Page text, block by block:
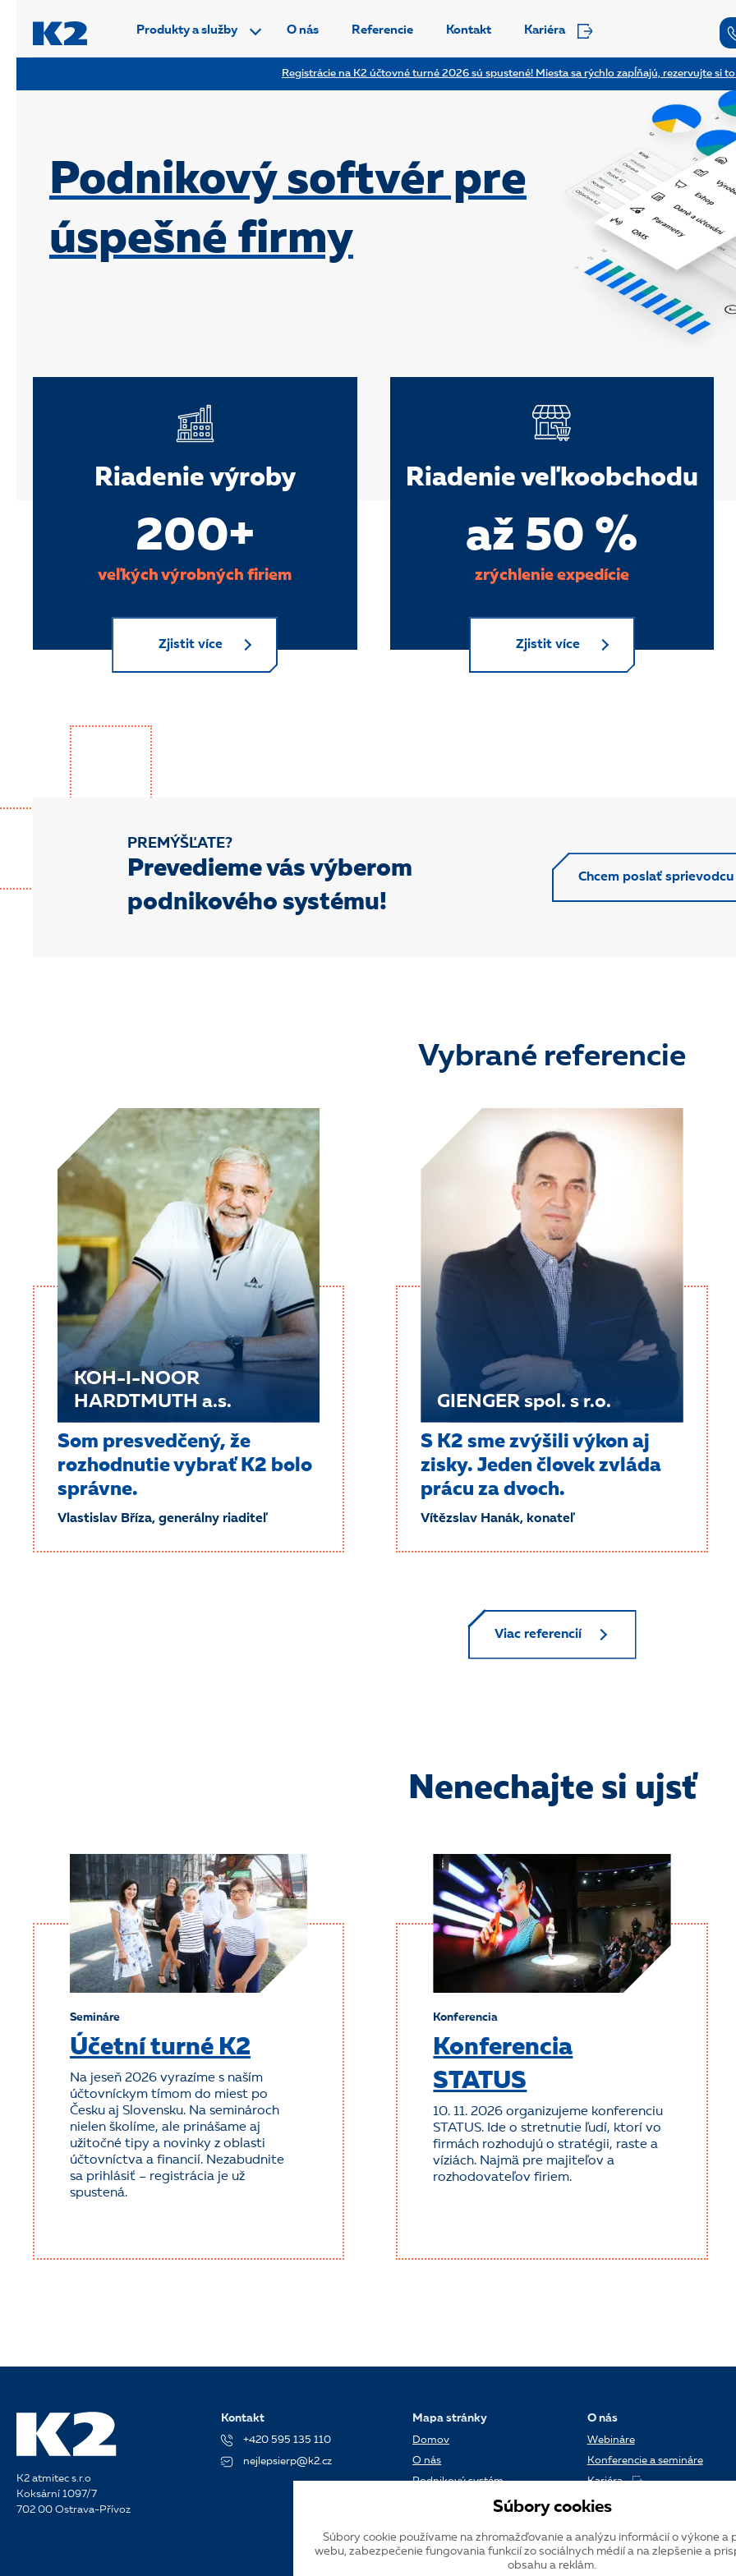
Registrácie na K2 účtovné turné 2026 sú spustené! Miesta sa rýchlo zapĺňajú, rezervujte si to
Produkty a služby O nás Referencie Kontakt Kariéra
Podnikový softvér pre
úspešné firmy
Riadenie výroby
200+
veľkých výrobných firiem
Zjistit více
Riadenie veľkoobchodu
až 50 %
zrýchlenie expedície
Zjistit více
PREMÝŠĽATE?
Prevedieme vás výberom
podnikového systému!
Chcem poslať sprievodcu
Vybrané referencie
KOH-I-NOOR
HARDTMUTH a.s.
Som presvedčený, že
rozhodnutie vybrať K2 bolo
správne.
Vlastislav Bříza, generálny riaditeľ
GIENGER spol. s r.o.
S K2 sme zvýšili výkon aj
zisky. Jeden človek zvláda
prácu za dvoch.
Vítězslav Hanák, konateľ
Viac referencií
Nenechajte si ujsť
Semináre
Účetní turné K2
Na jeseň 2026 vyrazíme s naším
účtovníckym tímom do miest po
Česku aj Slovensku. Na seminároch
nielen školíme, ale prinášame aj
užitočné tipy a novinky z oblasti
účtovníctva a financií. Nezabudnite
sa prihlásiť – registrácia je už
spustená.
Konferencia
Konferencia
STATUS
10. 11. 2026 organizujeme konferenciu
STATUS. Ide o stretnutie ľudí, ktorí vo
firmách rozhodujú o stratégii, raste a
víziách. Najmä pre majiteľov a
rozhodovateľov firiem.
K2 atmitec s.r.o
Koksární 1097/7
702 00 Ostrava-Přívoz
Kontakt
+420 595 135 110
nejlepsierp@k2.cz
Mapa stránky
Domov
O nás
Podnikový systém
Verzie systému K2
O nás
Webináre
Konferencie a semináre
Kariéra
Kontakt
Súbory cookies
Súbory cookie používame na zhromažďovanie a analýzu informácií o výkone a
webu, zabezpečenie fungovania funkcií zo sociálnych médií a na zlepšenie a
obsahu a reklám.